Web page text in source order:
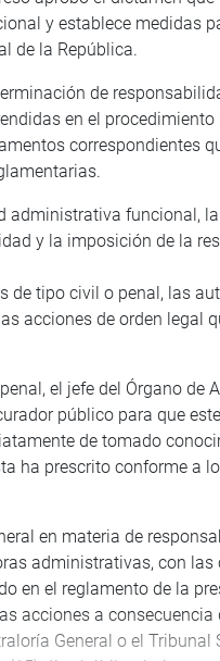
y establece medidas
de la República.
de
en el
correspondientes
funcional,
y la imposición de la
de tipo civil o penal, las
acciones de orden legal
el jefe del Órgano de
público para que
de tomado
ha prescrito conforme a
en materia de
administrativas, con
en el reglamento de la
acciones a
General o el Tribunal